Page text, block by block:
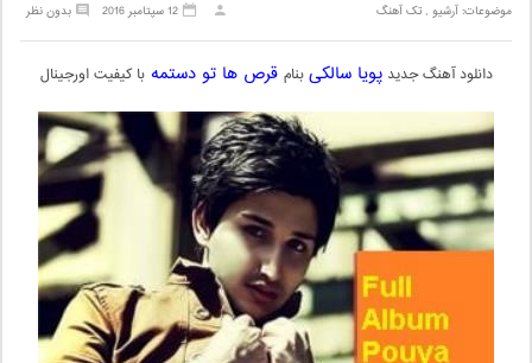
موضوعات:آرشیو ,تک آهنگ بدون نظر 12 سپتامبر 2016
دانلود آهنگ جدیدپویا سالکیبنام قرص ها تو دستمه با کیفیت اورجینال